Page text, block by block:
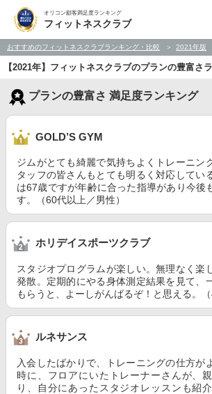
オリコン顧客満足度ランキング
フィットネスクラブ
おすすめのフィットネスクラブランキング・比較 2021年版
【2021年】フィットネスクラブのプランの豊富さ
プランの豊富さ 満足度ランキング
GOLD’S GYM
ジムがとても綺麗で気持ちよくトレーニン
タッフの皆さんもとても明るく対応してい
は67歳ですが年齢に合った指導があり今後
す。（60代以上／男性）
ホリデイスポーツクラブ
スタジオプログラムが楽しい。無理なく楽
発散。定期的にやる身体測定結果を見て、
もらうと、よーしがんばるぞ！と思える。（
ルネサンス
入会したばかりで、トレーニングの仕方が
時に、フロアにいたトレーナーさんが、
り、自分にあったスタジオレッスンも紹